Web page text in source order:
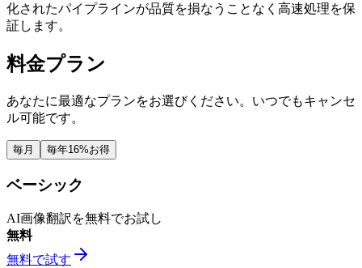
化されたパイプラインが品質を損なうことなく高速処理を保
証します。
料金プラン
あなたに最適なプランをお選びください。いつでもキャンセ
ル可能です。
毎月 毎年16%お得
ベーシック
AI画像翻訳を無料でお試し
無料
無料で試す